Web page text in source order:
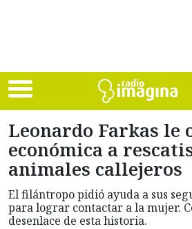
Leonardo Farkas le
económica a
animales callejeros
El filántropo pidió ayuda a sus
para lograr contactar a la mujer.
desenlace de esta historia.